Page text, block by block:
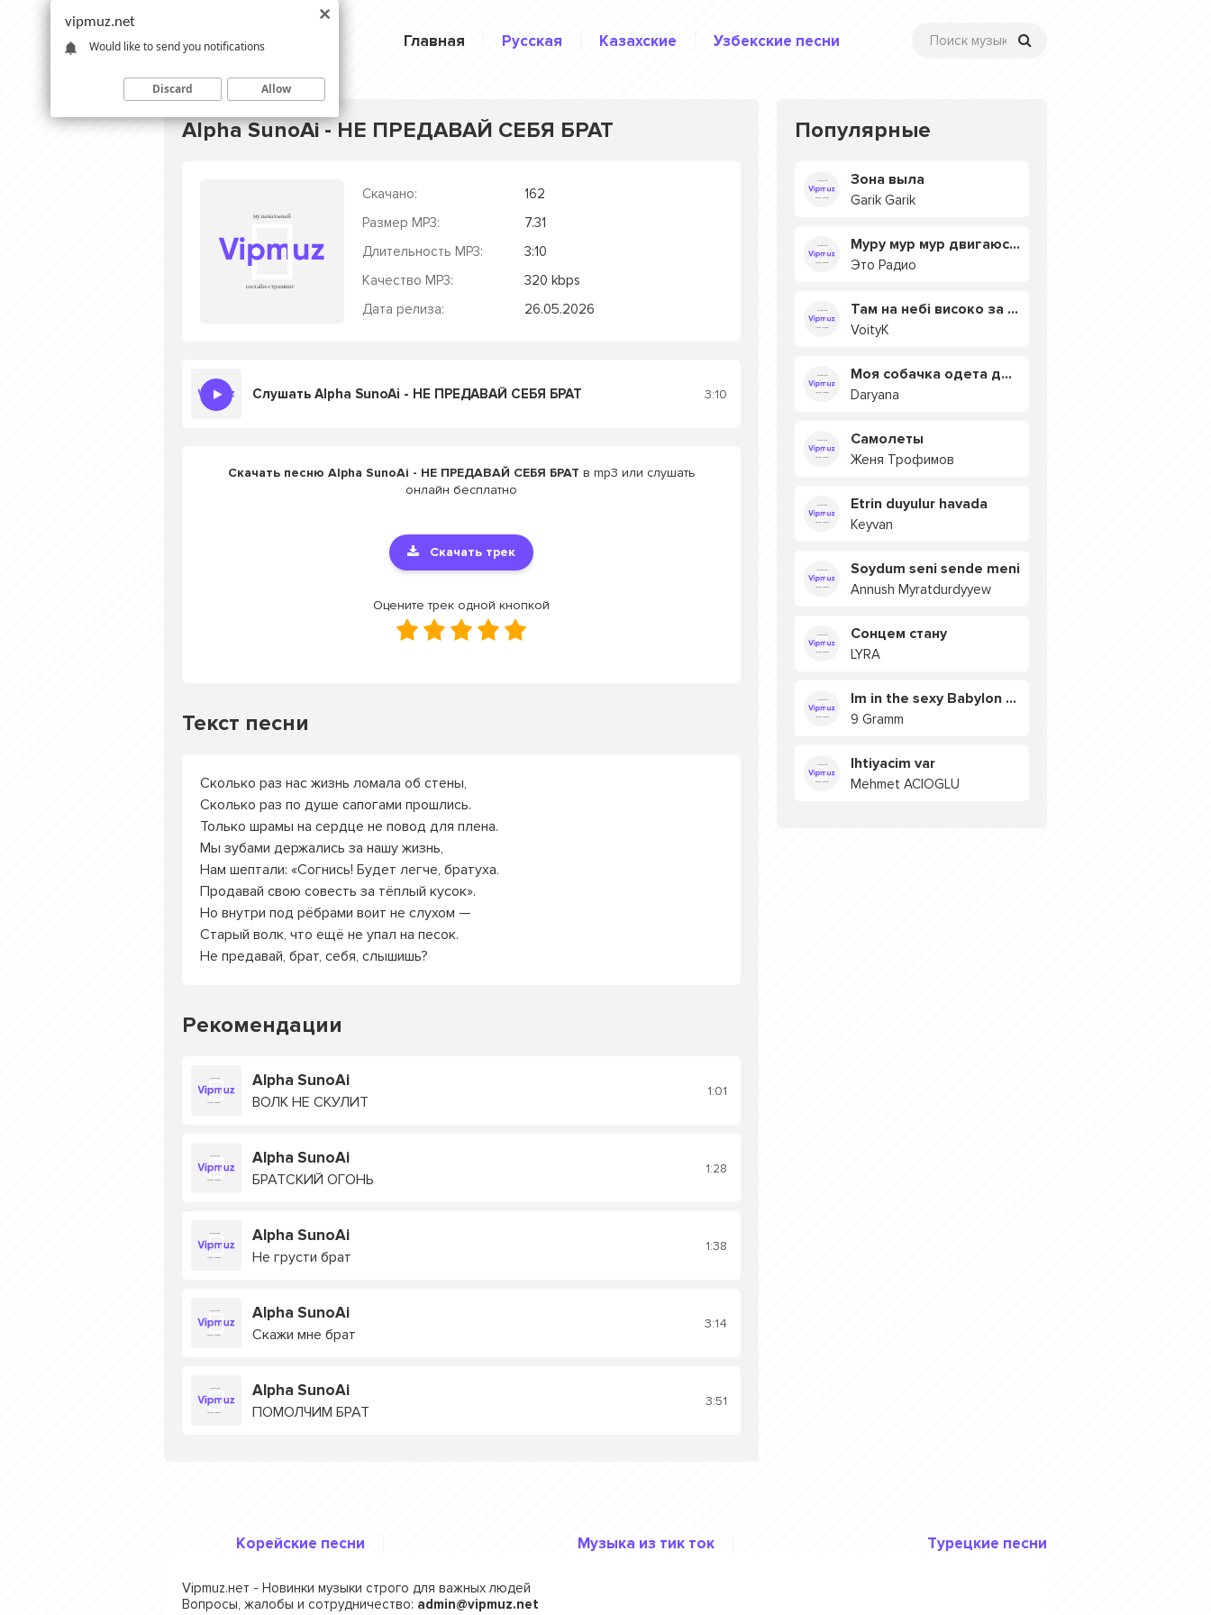
Главная Русская Казахские Узбекские песни
Alpha SunoAi - НЕ ПРЕДАВАЙ СЕБЯ БРАТ
Скачано:
162
Размер MP3:
7.31
Длительность MP3:
3:10
Качество MP3:
320 kbps
Дата релиза:
26.05.2026
Слушать Alpha SunoAi - НЕ ПРЕДАВАЙ СЕБЯ БРАТ 3:10
Скачать песню Alpha SunoAi - НЕ ПРЕДАВАЙ СЕБЯ БРАТ в mp3 или слушать
онлайн бесплатно
Скачать трек
Оцените трек одной кнопкой
Текст песни
Сколько раз нас жизнь ломала об стены,
Сколько раз по душе сапогами прошлись.
Только шрамы на сердце не повод для плена.
Мы зубами держались за нашу жизнь,
Нам шептали: «Согнись! Будет легче, братуха.
Продавай свою совесть за тёплый кусок».
Но внутри под рёбрами воит не слухом —
Старый волк, что ещё не упал на песок.
Не предавай, брат, себя, слышишь?
Рекомендации
Alpha SunoAi
ВОЛК НЕ СКУЛИТ
1:01
Alpha SunoAi
БРАТСКИЙ ОГОНЬ
1:28
Alpha SunoAi
Не грусти брат
1:38
Alpha SunoAi
Скажи мне брат
3:14
Alpha SunoAi
ПОМОЛЧИМ БРАТ
3:51
Популярные
Зона выла
Garik Garik
Муру мур мур двигаюсь на мурмулях
Это Радио
Там на небі високо за хмарами
VoityK
Моя собачка одета дороже тебя
Daryana
Самолеты
Женя Трофимов
Etrin duyulur havada
Keyvan
Soydum seni sende meni
Annush Myratdurdyyew
Сонцем стану
LYRA
Im in the sexy Babylon БУЯ
9 Gramm
Ihtiyacim var
Mehmet ACIOGLU
Корейские песни Музыка из тик ток Турецкие песни
Vipmuz.нет - Новинки музыки строго для важных людей
Вопросы, жалобы и сотрудничество: admin@vipmuz.net
vipmuz.net
Would like to send you notifications
Discard Allow